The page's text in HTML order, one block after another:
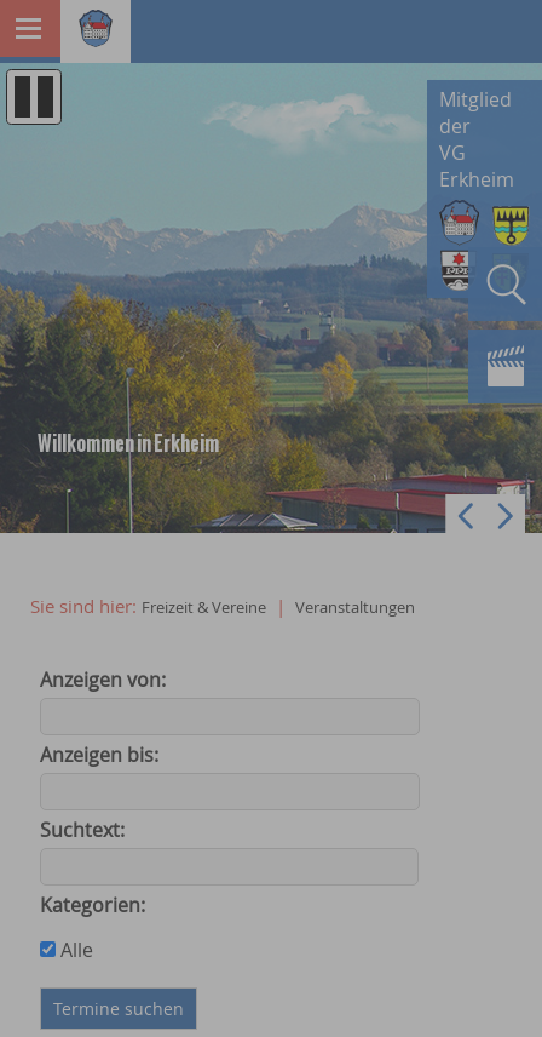
Mitglied
der
VG
Erkheim
Willkommen in Erkheim
Sie sind hier: Freizeit & Vereine |Veranstaltungen
Anzeigen von:
Anzeigen bis:
Suchtext:
Kategorien:
Alle